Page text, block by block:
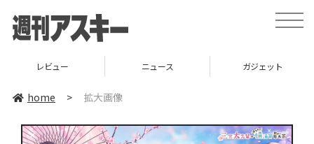
toggle
レビュー ニュース ガジェット
home > 拡大画像